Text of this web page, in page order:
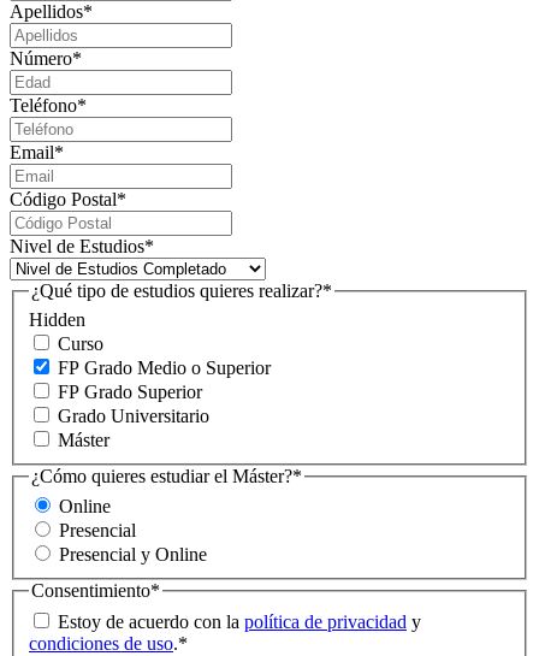
Apellidos*
Número*
Teléfono*
Email*
Código Postal*
Nivel de Estudios*
Hidden
¿Qué tipo de estudios quieres realizar?*
Curso
FP Grado Medio o Superior
FP Grado Superior
Grado Universitario
Máster
¿Cómo quieres estudiar el Máster?*
Online
Presencial
Presencial y Online
Consentimiento*
Estoy de acuerdo con la política de privacidad y
condiciones de uso.*